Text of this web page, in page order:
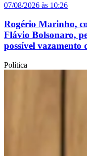
07/08/2026 às 10:26
Rogério Marinho,
Flávio Bolsonaro,
possível
Política